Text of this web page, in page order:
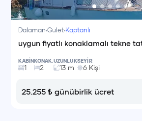
DalamanGulet Kaptanlı
uygun fiyatlı konaklamalı tekne
KABİN
1
KONAK.
2
UZUNLUK
13 m
SEYİR
6 Kişi
25.255 ₺ günübirlik ücret